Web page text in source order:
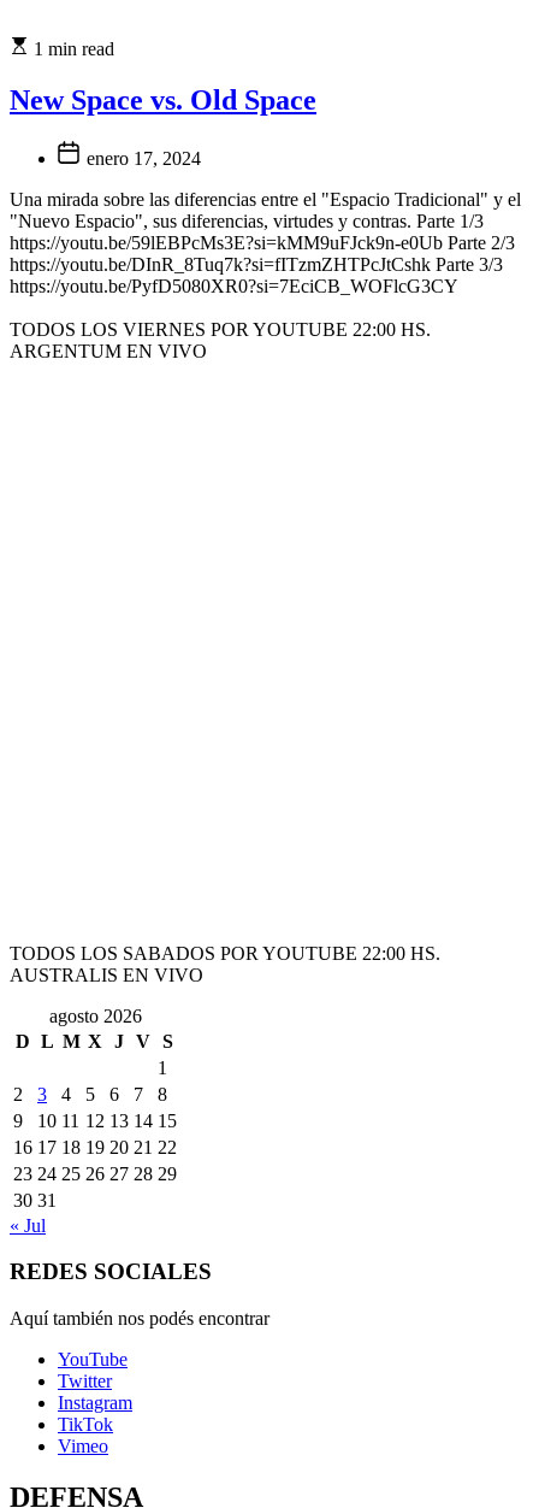
1 min read
New Space vs. Old Space
enero 17, 2024
Una mirada sobre las diferencias entre el "Espacio Tradicional" y el
"Nuevo Espacio", sus diferencias, virtudes y contras. Parte 1/3
https://youtu.be/59lEBPcMs3E?si=kMM9uFJck9n-e0Ub Parte 2/3
https://youtu.be/DInR_8Tuq7k?si=fITzmZHTPcJtCshk Parte 3/3
https://youtu.be/PyfD5080XR0?si=7EciCB_WOFlcG3CY
TODOS LOS VIERNES POR YOUTUBE 22:00 HS.
ARGENTUM EN VIVO
TODOS LOS SABADOS POR YOUTUBE 22:00 HS.
AUSTRALIS EN VIVO
agosto 2026
D L M X J V S
1
2
3 4 5 6 7
8
9
10 11 12 13 14 15
16 17 18 19 20 21 22
23 24 25 26 27 28 29
30 31
« Jul
REDES SOCIALES
Aquí también nos podés encontrar
YouTube
Twitter
Instagram
TikTok
Vimeo
DEFENSA